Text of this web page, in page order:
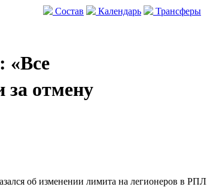
Состав Календарь Трансферы
«Все
отмену
об изменении лимита на легионеров в